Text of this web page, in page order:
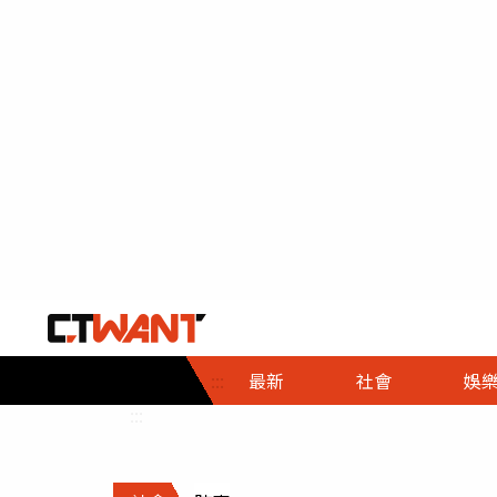
::: 最新 社會
社會首頁
時事
調查
娛樂
娛樂首頁
即時
財經首頁
熱線
政